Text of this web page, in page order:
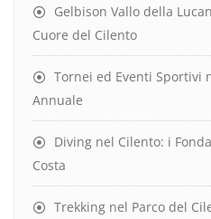
Gelbison Vallo della
Cuore del Cilento
Tornei ed Eventi Sportivi
Annuale
Diving nel Cilento: i
Costa
Trekking nel Parco del